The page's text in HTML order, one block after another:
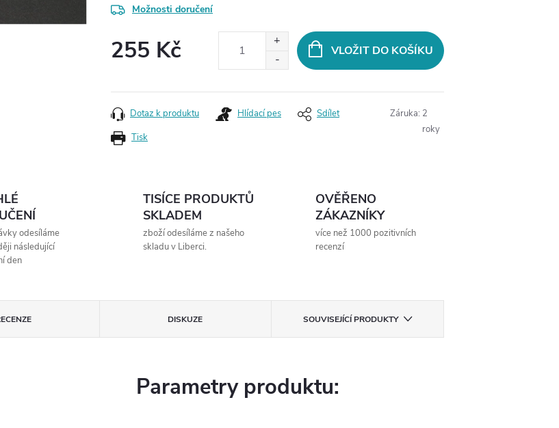
Možnosti doručení
255 Kč VLOŽIT DO KOŠÍKU
Tisk
Dotaz k produktu Hlídací pes Sdílet Záruka: 2
roky
odesíláme
následující
den
TISÍCE PRODUKTŮ
SKLADEM
zboží odesíláme z našeho
skladu v Liberci.
OVĚŘENO
ZÁKAZNÍKY
více než 1000 pozitivních
recenzí
DISKUZE SOUVISEJÍCÍ PRODUKTY
Parametry produktu: